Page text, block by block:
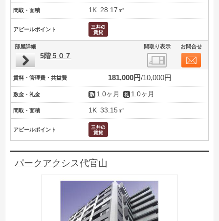
間取・面積 1K 28.17㎡
アピールポイント
部屋詳細 間取り表示 お問合せ
5階５０７
賃料・管理費・共益費 181,000円 10,000円
敷金・礼金 1.0ヶ月 1.0ヶ月
間取・面積 1K 33.15㎡
アピールポイント
パークアクシス代官山